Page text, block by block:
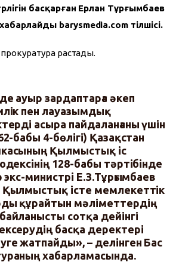
басқарған Ерлан Тұрғымбаев
barysmedia.com тілшісі.
прокуратура растады.
ауыр зардаптарға әкеп
пен лауазымдық
асыра пайдаланғаны үшін
бабы 4-бөлігі) Қазақстан
Қылмыстық іс
128-бабы тәртібінде
экс-министрі Е.З.Тұрғымбаев
істе мемлекеттік
құрайтын мәліметтердің
сотқа дейінгі
басқа деректері
жатпайды», – делінген Бас
хабарламасында.